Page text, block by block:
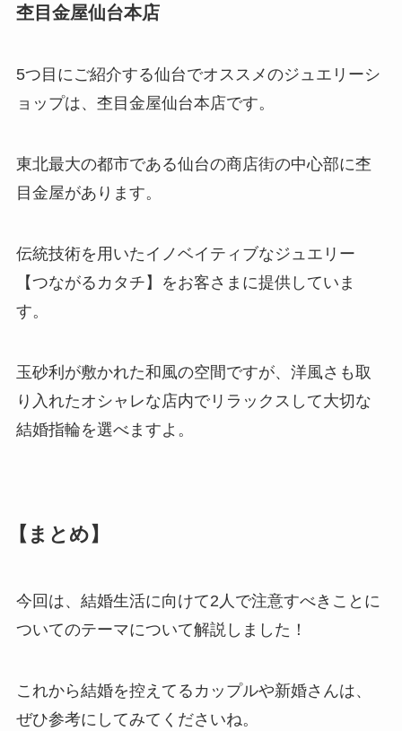
杢目金屋仙台本店
5つ目にご紹介する仙台でオススメのジュエリーシ
ョップは、杢目金屋仙台本店です。
東北最大の都市である仙台の商店街の中心部に杢
目金屋があります。
伝統技術を用いたイノベイティブなジュエリー
【つながるカタチ】をお客さまに提供していま
す。
玉砂利が敷かれた和風の空間ですが、洋風さも取
り入れたオシャレな店内でリラックスして大切な
結婚指輪を選べますよ。
【まとめ】
今回は、結婚生活に向けて2人で注意すべきことに
ついてのテーマについて解説しました！
これから結婚を控えてるカップルや新婚さんは、
ぜひ参考にしてみてくださいね。